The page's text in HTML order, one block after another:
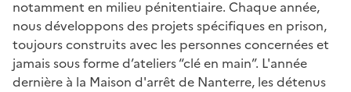
notamment en milieu pénitentiaire. Chaque année,
nous développons des projets spécifiques en prison,
toujours construits avec les personnes concernées et
jamais sous forme d’ateliers “clé en main”. L'année
dernière à la Maison d'arrêt de Nanterre, les détenus